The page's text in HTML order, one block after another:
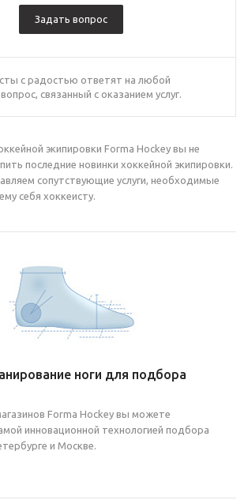
Задать вопрос
с радостью ответят на любой
связанный с оказанием услуг.
экипировки Forma Hockey вы не
последние новинки хоккейной экипировки.
сопутствующие услуги, необходимые
себя хоккеисту.
ноги для подбора
Forma Hockey вы можете
инновационной технологией подбора
и Москве.